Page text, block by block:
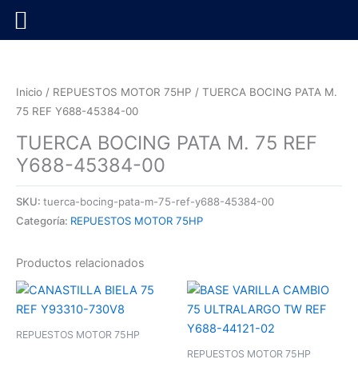
Inicio / REPUESTOS MOTOR 75HP / TUERCA BOCING PATA M.
75 REF Y688-45384-00
TUERCA BOCING PATA M. 75 REF
Y688-45384-00
SKU: tuerca-bocing-pata-m-75-ref-y688-45384-00
Categoría: REPUESTOS MOTOR 75HP
Productos relacionados
REPUESTOS MOTOR 75HP
REPUESTOS MOTOR 75HP